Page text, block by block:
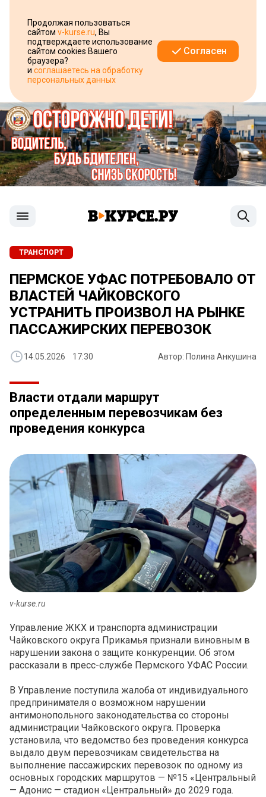
Продолжая пользоваться
сайтом v-kurse.ru, Вы
подтверждаете использование
сайтом cookies Вашего
браузера?
и соглашаетесь на обработку
персональных данных
Согласен
ТРАНСПОРТ
ПЕРМСКОЕ УФАС ПОТРЕБОВАЛО ОТ
ВЛАСТЕЙ ЧАЙКОВСКОГО
УСТРАНИТЬ ПРОИЗВОЛ НА РЫНКЕ
ПАССАЖИРСКИХ ПЕРЕВОЗОК
14.05.2026 17:30 Автор: Полина Анкушина
Власти отдали маршрут
определенным перевозчикам без
проведения конкурса
v-kurse.ru
Управление ЖКХ и транспорта администрации
Чайковского округа Прикамья признали виновным в
нарушении закона о защите конкуренции. Об этом
рассказали в пресс-службе Пермского УФАС России.
В Управление поступила жалоба от индивидуального
предпринимателя о возможном нарушении
антимонопольного законодательства со стороны
администрации Чайковского округа. Проверка
установила, что ведомство без проведения конкурса
выдало двум перевозчикам свидетельства на
выполнение пассажирских перевозок по одному из
основных городских маршрутов — №15 «Центральный
— Адонис — стадион «Центральный» до 2029 года.